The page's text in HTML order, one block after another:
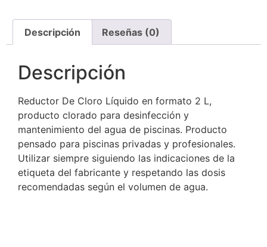
Descripción Reseñas (0)
Descripción
Reductor De Cloro Líquido en formato 2 L,
producto clorado para desinfección y
mantenimiento del agua de piscinas. Producto
pensado para piscinas privadas y profesionales.
Utilizar siempre siguiendo las indicaciones de la
etiqueta del fabricante y respetando las dosis
recomendadas según el volumen de agua.